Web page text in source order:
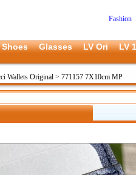
Fashion
Shoes Glasses LV Ori
LV
Wallets Original > 771157 7X10cm MP
上一张